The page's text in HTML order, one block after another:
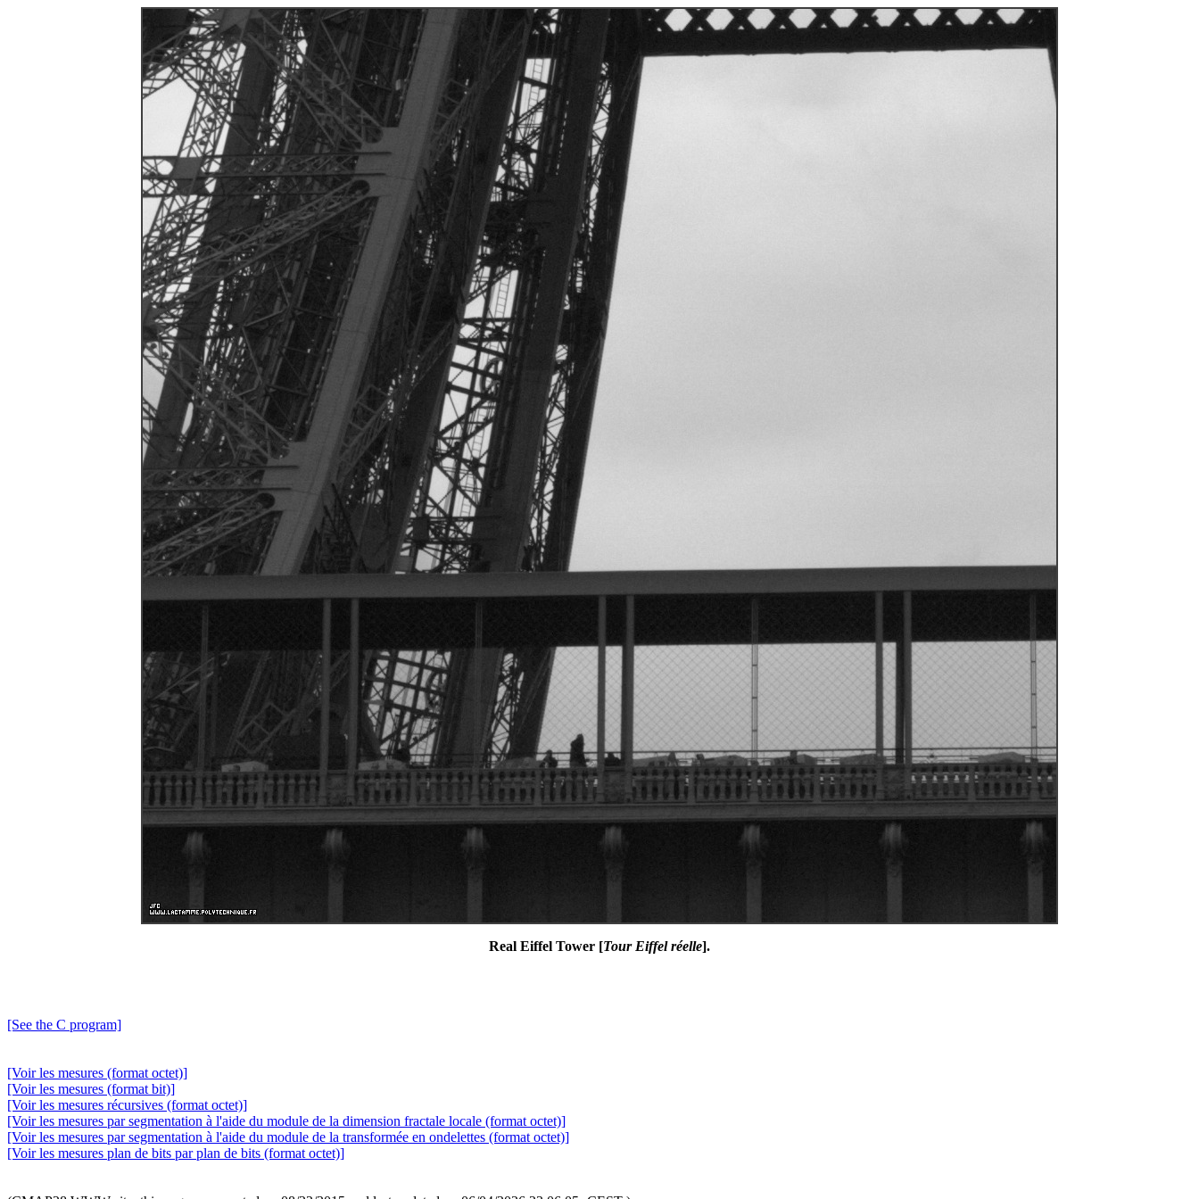
Real Eiffel Tower [Tour Eiffel réelle].
[See the C program]
[Voir les mesures (format octet)]
[Voir les mesures (format bit)]
[Voir les mesures récursives (format octet)]
[Voir les mesures par segmentation à l'aide du module de la dimension fractale locale (format octet)]
[Voir les mesures par segmentation à l'aide du module de la transformée en ondelettes (format octet)]
[Voir les mesures plan de bits par plan de bits (format octet)]